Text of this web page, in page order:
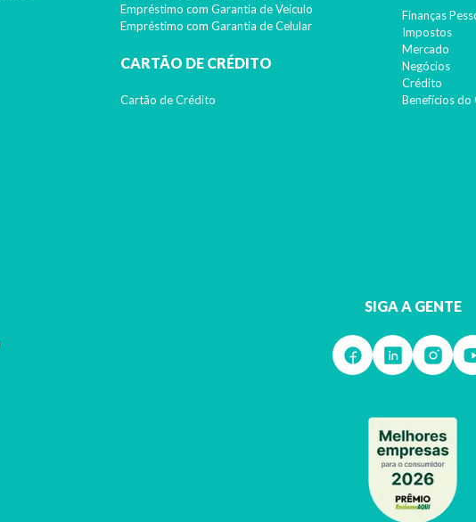
Empréstimo com Garantia de Veículo
Empréstimo com Garantia de Celular
CARTÃO DE CRÉDITO
Cartão de Crédito
Finanças
Impostos
Mercado
Negócios
Crédito
Benefícios do
SIGA A GENTE